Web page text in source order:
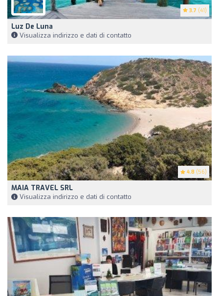
3.7 (41)
Luz De Luna
Visualizza indirizzo e dati di contatto
4.8 (56)
MAIA TRAVEL SRL
Visualizza indirizzo e dati di contatto